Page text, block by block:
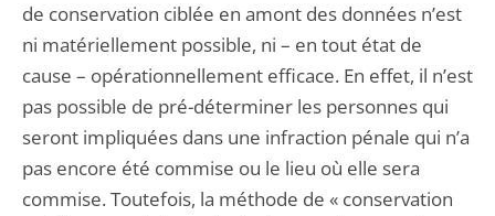
de conservation ciblée en amont des données n’est
ni matériellement possible, ni – en tout état de
cause – opérationnellement efficace. En effet, il n’est
pas possible de pré-déterminer les personnes qui
seront impliquées dans une infraction pénale qui n’a
pas encore été commise ou le lieu où elle sera
commise. Toutefois, la méthode de « conservation